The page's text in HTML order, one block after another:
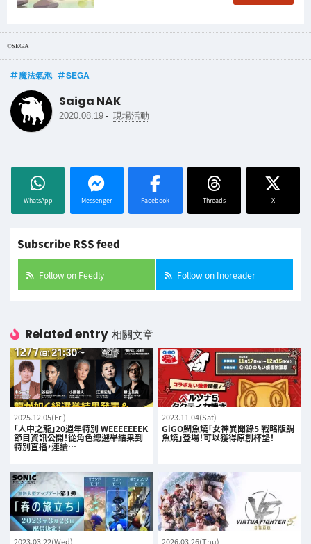
©SEGA
魔法氣泡 SEGA
Saiga NAK
2020.08.19 - 現場活動
WhatsApp Messenger Facebook Threads X
Subscribe RSS feed
Follow on Feedly Follow on Inoreader
Related entry 相關文章
2025.12.05(Fri)
「人中之龍」20週年特別 WEEEEEEEK
節目資訊公開！從角色總選舉結果到
特別直播，連續…
2023.11.04(Sat)
GiGO鯛魚燒「女神異聞錄5 戰略版鯛
魚燒」登場！可以獲得原創杯墊！
2023.03.22(Wed) 2026.03.26(Thu)